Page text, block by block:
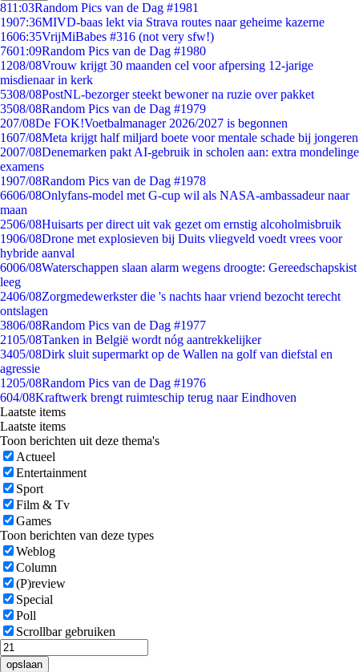
811:03Random Pics van de Dag #1981
1907:36MIVD-baas lekt via Strava routes naar geheime kazerne
1606:35VrijMiBabes #316 (not very sfw!)
7601:09Random Pics van de Dag #1980
1208/08Vrouw krijgt 30 maanden cel voor afpersing 12-jarige
misdienaar in kerk
5308/08PostNL-bezorger steekt bewoner na ruzie over pakket
3508/08Random Pics van de Dag #1979
207/08De FOK!Voetbalmanager 2026/2027 is begonnen
1607/08Meta krijgt half miljard boete voor mentale schade bij jongeren
2007/08Denemarken pakt AI-gebruik in scholen aan: extra mondelinge
examens
1907/08Random Pics van de Dag #1978
6606/08Onlyfans-model met G-cup wil als NASA-ambassadeur naar
maan
2506/08Huisarts per direct uit vak gezet om ernstig alcoholmisbruik
1906/08Drone met explosieven bij Duits vliegveld voedt vrees voor
hybride aanval
6006/08Waterschappen slaan alarm wegens droogte: Gereedschapskist
leeg
2406/08Zorgmedewerkster die 's nachts haar vriend bezocht terecht
ontslagen
3806/08Random Pics van de Dag #1977
2105/08Tanken in België wordt nóg aantrekkelijker
3405/08Dirk sluit supermarkt op de Wallen na golf van diefstal en
agressie
1205/08Random Pics van de Dag #1976
604/08Kraftwerk brengt ruimteschip terug naar Eindhoven
Laatste items
Laatste items
Toon berichten uit deze thema's
Actueel
Entertainment
Sport
Film & Tv
Games
Toon berichten van deze types
Weblog
Column
(P)review
Special
Poll
Scrollbar gebruiken
opslaan